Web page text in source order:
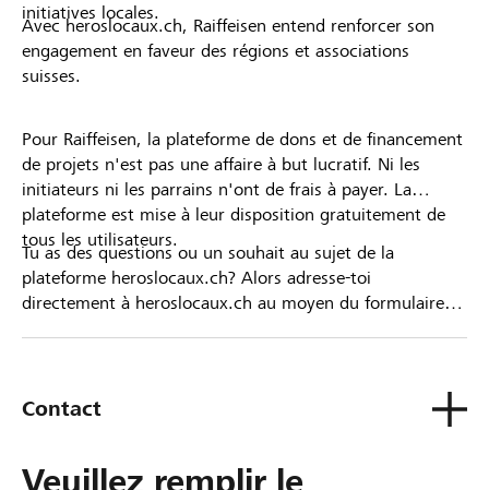
initiatives locales.
Avec heroslocaux.ch, Raiffeisen entend renforcer son
engagement en faveur des régions et associations
suisses.
Pour Raiffeisen, la plateforme de dons et de financement
de projets n'est pas une affaire à but lucratif. Ni les
initiateurs ni les parrains n'ont de frais à payer. La
plateforme est mise à leur disposition gratuitement de
tous les utilisateurs.
Tu as des questions ou un souhait au sujet de la
plateforme heroslocaux.ch? Alors adresse-toi
directement à heroslocaux.ch au moyen du formulaire
Contact
Veuillez remplir le